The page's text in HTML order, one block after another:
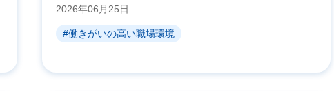
2026年06月25日
#働きがいの高い職場環境